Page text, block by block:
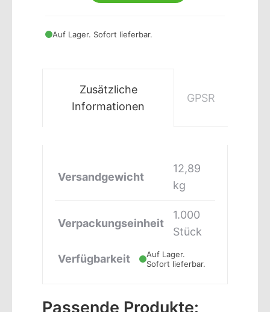
Auf Lager. Sofort lieferbar.
Zusätzliche
Informationen
GPSR
Versandgewicht
12,89
kg
Verpackungseinheit
1.000
Stück
Verfügbarkeit
Auf Lager.
Sofort lieferbar.
Passende Produkte: